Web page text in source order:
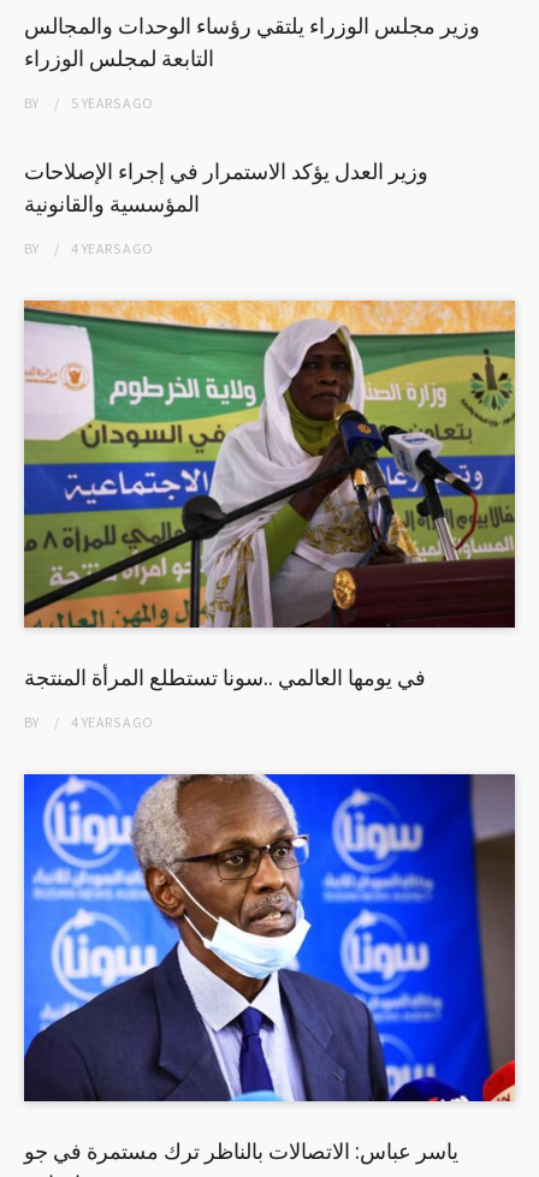
وزير مجلس الوزراء يلتقي رؤساء الوحدات والمجالس
التابعة لمجلس الوزراء
BY 5 YEARSAGO
وزير العدل يؤكد الاستمرار في إجراء الإصلاحات
المؤسسية والقانونية
BY 4 YEARSAGO
في يومها العالمي ..سونا تستطلع المرأة المنتجة
BY 4 YEARSAGO
ياسر عباس: الاتصالات بالناظر ترك مستمرة في جو